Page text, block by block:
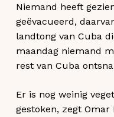
Niemand heeft
geëvacueerd,
landtong van Cuba
maandag niemand
rest van Cuba
Er is nog weinig
gestoken, zegt